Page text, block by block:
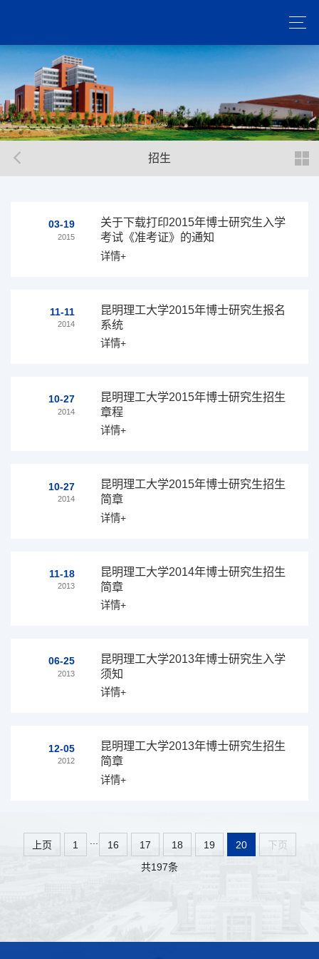
招生
03-19
2015
关于下载打印2015年博士研究生入学
考试《准考证》的通知
详情+
11-11
2014
昆明理工大学2015年博士研究生报名
系统
详情+
10-27
2014
昆明理工大学2015年博士研究生招生
章程
详情+
10-27
2014
昆明理工大学2015年博士研究生招生
简章
详情+
11-18
2013
昆明理工大学2014年博士研究生招生
简章
详情+
06-25
2013
昆明理工大学2013年博士研究生入学
须知
详情+
12-05
2012
昆明理工大学2013年博士研究生招生
简章
详情+
上页 1 16 17 18 19 20
下页
共197条